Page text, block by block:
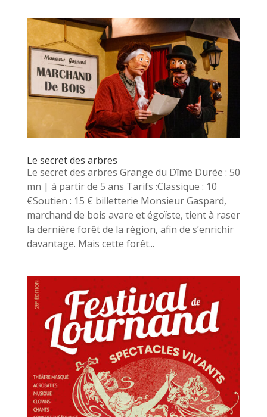
Le secret des arbres
Le secret des arbres Grange du Dîme Durée : 50
mn | à partir de 5 ans Tarifs :Classique : 10
€Soutien : 15 € billetterie Monsieur Gaspard,
marchand de bois avare et égoïste, tient à raser
la dernière forêt de la région, afin de s’enrichir
davantage. Mais cette forêt...